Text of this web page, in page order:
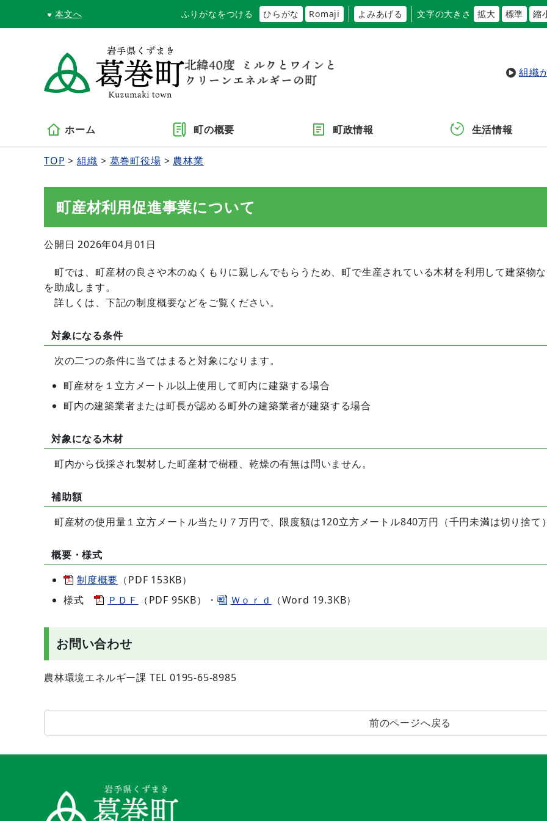
本文へ ふりがなをつける ひらがな Romaji よみあげる 文字の大きさ 拡大 標準 縮
組織
ホーム 町の概要 町政情報 生活情報
TOP 組織 葛巻町役場 農林業
町産材利用促進事業について
公開日 2026年04月01日
町では、町産材の良さや木のぬくもりに親しんでもらうため、町で生産されている木材を利用して建築物
を助成します。
詳しくは、下記の制度概要などをご覧ください。
対象になる条件
次の二つの条件に当てはまると対象になります。
町産材を１立方メートル以上使用して町内に建築する場合
町内の建築業者または町長が認める町外の建築業者が建築する場合
対象になる木材
町内から伐採され製材した町産材で樹種、乾燥の有無は問いません。
補助額
町産材の使用量１立方メートル当たり７万円で、限度額は120立方メートル840万円（千円未満は切り捨て
概要・様式
制度概要 （PDF 153KB）
様式
ＰＤＦ （PDF 95KB）・ Ｗｏｒｄ （Word 19.3KB）
お問い合わせ
農林環境エネルギー課 TEL 0195-65-8985
前のページへ戻る